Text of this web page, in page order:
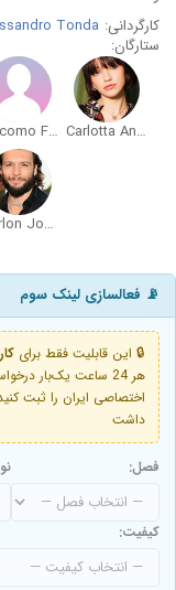
کارگردانی: Tonda
ستارگان:
Carlotta Antonelli
Giacomo Ferrara
Marlon Joubert
📡 فعالسازی لینک سوم
🔒 این قابلیت فقط برای
اختصاصی ایران را ثبت
داشت
فصل:
کیفیت: